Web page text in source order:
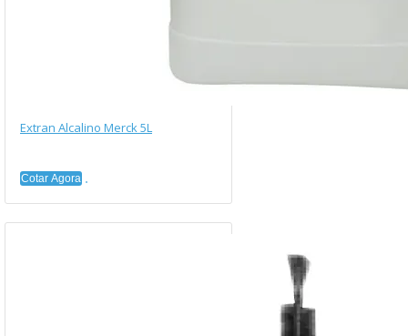
Extran Alcalino Merck 5L
Cotar Agora